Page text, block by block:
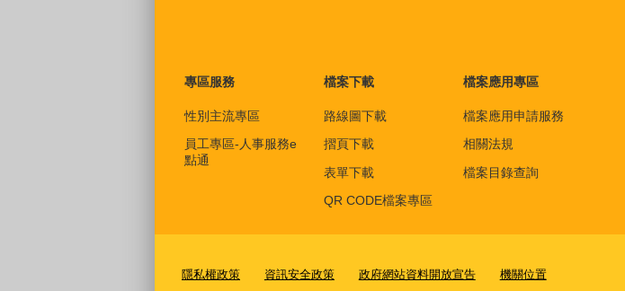
專區服務
性別主流專區
員工專區-人事服務e
點通
檔案下載
路線圖下載
摺頁下載
表單下載
QR CODE檔案專區
檔案應用專區
檔案應用申請服務
相關法規
檔案目錄查詢
隱私權政策 資訊安全政策 政府網站資料開放宣告 機關位置